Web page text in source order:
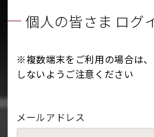
個人の皆さま ログ
※複数端末をご利用の場合は
しないようご注意ください
メールアドレス